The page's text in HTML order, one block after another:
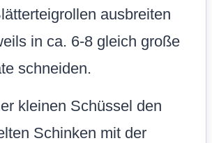
ausbreiten
in ca. 6-8 gleich große
schneiden.
kleinen Schüssel den
Schinken mit der